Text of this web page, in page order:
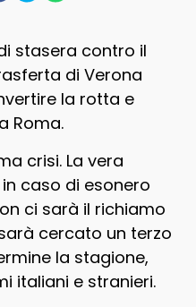
stasera contro il
di Verona
la rotta e
Roma.
crisi. La vera
caso di esonero
ci sarà il richiamo
cercato un terzo
la stagione,
italiani e stranieri.